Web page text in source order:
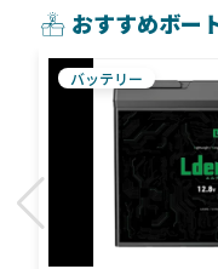
おすすめボー
バッテリー